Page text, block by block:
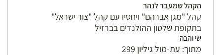
הקהל שמעבר לנהר
קהל "מגן אברהם" ויחסיו עם קהל "צור ישראל"
בתקופת שלטון ההולנדים בברזיל
שי והבה
מתוך: עת-מול גיליון 299